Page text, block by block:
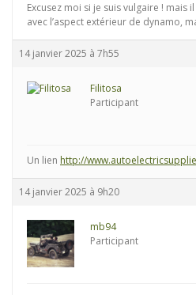
Excusez moi si je suis vulgaire ! mais
avec l’aspect extérieur de dynamo,
14 janvier 2025 à 7h55
Filitosa
Participant
Un lien http://
14 janvier 2025 à 9h20
mb94
Participant